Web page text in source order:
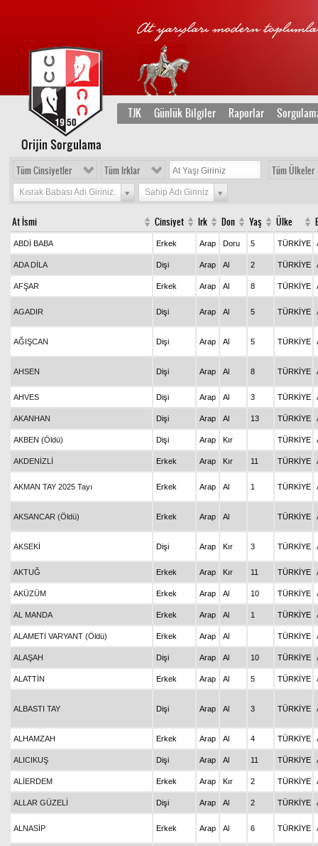
TJK Günlük Bilgiler Raporlar
Orijin Sorgulama
Tüm Cinsiyetler Tüm Irklar Tüm Ülkeler
Kısrak Babası Adı Giriniz. Sahip Adı Giriniz
At İsmi Cinsiyet Irk Don Yaş Ülke
ABDİ BABA Erkek Arap Doru 5 TÜRKİYE
ADA DİLA Dişi Arap Al 2 TÜRKİYE
AFŞAR Erkek Arap Al 8 TÜRKİYE
AGADIR Dişi Arap Al 5 TÜRKİYE
AĞIŞCAN Dişi Arap Al 5 TÜRKİYE
AHSEN Dişi Arap Al 8 TÜRKİYE
AHVES Dişi Arap Al 3 TÜRKİYE
AKANHAN Dişi Arap Al 13 TÜRKİYE
AKBEN (Öldü) Dişi Arap Kır TÜRKİYE
AKDENİZLİ Erkek Arap Kır 11 TÜRKİYE
AKMAN TAY 2025 Tayı Erkek Arap Al 1 TÜRKİYE
AKSANCAR (Öldü) Erkek Arap Al TÜRKİYE
AKSEKİ Dişi Arap Kır 3 TÜRKİYE
AKTUĞ Erkek Arap Kır 11 TÜRKİYE
AKÜZÜM Erkek Arap Al 10 TÜRKİYE
AL MANDA Erkek Arap Al 1 TÜRKİYE
ALAMETİ VARYANT (Öldü) Erkek Arap Al TÜRKİYE
ALAŞAH Dişi Arap Al 10 TÜRKİYE
ALATTİN Erkek Arap Al 5 TÜRKİYE
ALBASTI TAY Dişi Arap Al 3 TÜRKİYE
ALHAMZAH Erkek Arap Al 4 TÜRKİYE
ALICIKUŞ Dişi Arap Al 11 TÜRKİYE
ALİERDEM Erkek Arap Kır 2 TÜRKİYE
ALLAR GÜZELİ Dişi Arap Al 2 TÜRKİYE
ALNASİP Erkek Arap Al 6 TÜRKİYE